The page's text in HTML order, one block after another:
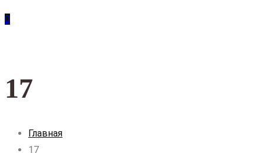
0
17
Главная
17